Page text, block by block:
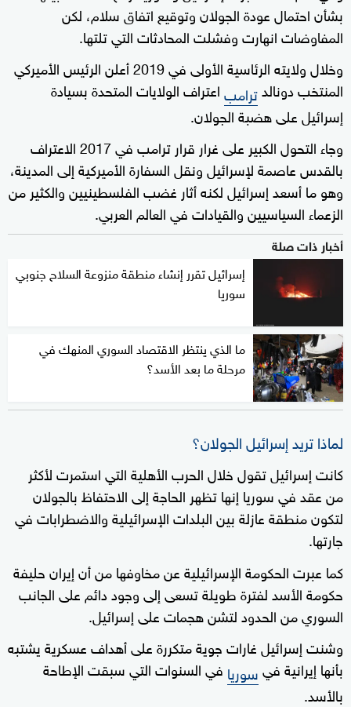
بشأن احتمال عودة الجولان وتوقيع اتفاق سلام، لكن
المفاوضات انهارت وفشلت المحادثات التي تلتها.
وخلال ولايته الرئاسية الأولى في 2019 أعلن الرئيس الأميركي
المنتخب دونالدترامباعتراف الولايات المتحدة بسيادة
إسرائيل على هضبة الجولان.
وجاء التحول الكبير على غرار قرار ترامب في 2017 الاعتراف
بالقدس عاصمة لإسرائيل ونقل السفارة الأميركية إلى المدينة،
وهو ما أسعد إسرائيل لكنه أثار غضب الفلسطينيين والكثير من
الزعماء السياسيين والقيادات في العالم العربي.
أخبار ذات صلة
إسرائيل تقرر إنشاء منطقة منزوعة السلاح جنوبي
سوريا
ما الذي ينتظر الاقتصاد السوري المنهك في
مرحلة ما بعد الأسد؟
لماذا تريد إسرائيل الجولان؟
كانت إسرائيل تقول خلال الحرب الأهلية التي استمرت لأكثر
من عقد في سوريا إنها تظهر الحاجة إلى الاحتفاظ بالجولان
لتكون منطقة عازلة بين البلدات الإسرائيلية والاضطرابات في
جارتها.
كما عبرت الحكومة الإسرائيلية عن مخاوفها من أن إيران حليفة
حكومة الأسد لفترة طويلة تسعى إلى وجود دائم على الجانب
السوري من الحدود لتشن هجمات على إسرائيل.
وشنت إسرائيل غارات جوية متكررة على أهداف عسكرية يشتبه
بأنها إيرانية فيسوريا في السنوات التي سبقت الإطاحة
بالأسد.